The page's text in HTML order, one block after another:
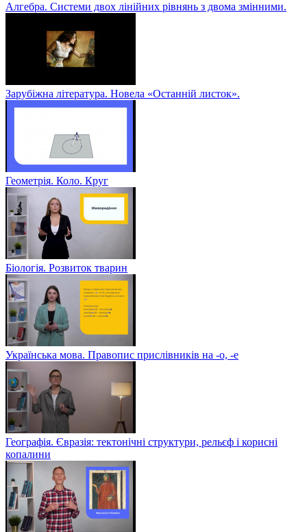
Алгебра. Системи двох лінійних рівнянь з двома змінними.
Зарубіжна література. Новела «Останній листок».
Геометрія. Коло. Круг
Біологія. Розвиток тварин
Українська мова. Правопис прислівників на -о, -е
Географія. Євразія: тектонічні структури, рельєф і корисні
копалини